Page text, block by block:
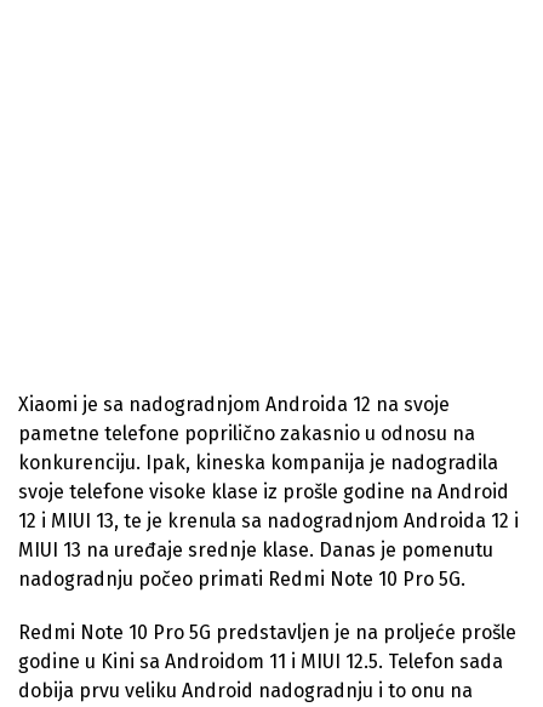
Xiaomi je sa nadogradnjom Androida 12 na svoje
pametne telefone poprilično zakasnio u odnosu na
konkurenciju. Ipak, kineska kompanija je nadogradila
svoje telefone visoke klase iz prošle godine na Android
12 i MIUI 13, te je krenula sa nadogradnjom Androida 12 i
MIUI 13 na uređaje srednje klase. Danas je pomenutu
nadogradnju počeo primati Redmi Note 10 Pro 5G.
Redmi Note 10 Pro 5G predstavljen je na proljeće prošle
godine u Kini sa Androidom 11 i MIUI 12.5. Telefon sada
dobija prvu veliku Android nadogradnju i to onu na